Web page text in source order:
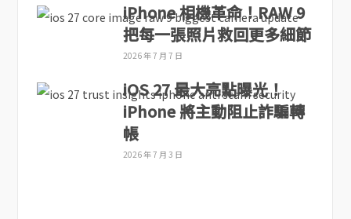
iPhone 相機革命！RAW 9
把每一張照片救回更多細節
2026 年 7 月 7 日
iOS 27 最大亮點曝光！
iPhone 將主動阻止詐騙轉
帳
2026 年 7 月 3 日